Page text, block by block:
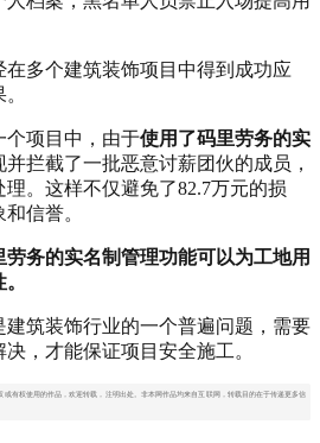
多个建筑装饰项目中得到成功应
个项目中，由于使用了码里劳务的实
并拦截了一批恶意讨薪团伙的成员，
。这样不仅避免了82.7万元的损
信誉。
务的实名制管理功能可以为工地用
筑装饰行业的一个普遍问题，需要
，才能保证项目安全施工。
有权使用的作品，欢迎转载，注明出处。非本网作品均来自互联网，转载目的在于传递更多信